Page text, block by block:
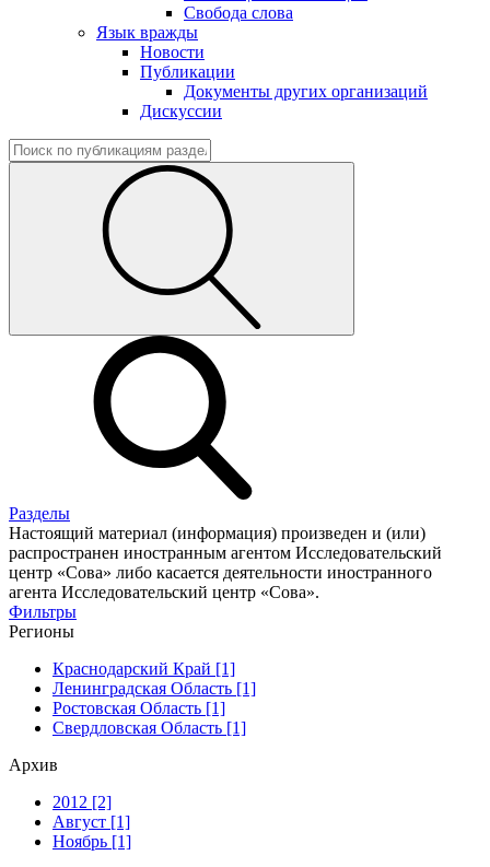
Свобода слова
Язык вражды
Новости
Публикации
Документы других организаций
Дискуссии
Разделы
Настоящий материал (информация) произведен и (или)
распространен иностранным агентом Исследовательский
центр «Сова» либо касается деятельности иностранного
агента Исследовательский центр «Сова».
Фильтры
Регионы
Краснодарский Край [1]
Ленинградская Область [1]
Ростовская Область [1]
Свердловская Область [1]
Архив
2012 [2]
Август [1]
Ноябрь [1]